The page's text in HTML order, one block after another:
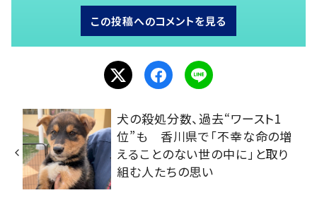
この投稿へのコメントを見る
犬の殺処分数、過去“ワースト1
位”も 香川県で「不幸な命の増
えることのない世の中に」と取り
組む人たちの思い